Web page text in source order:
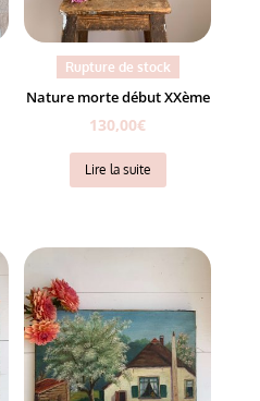
Rupture de stock
Nature morte début XXème
130,00€
Lire la suite